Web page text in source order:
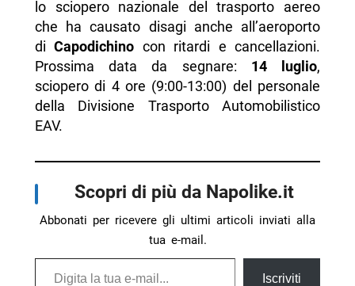
lo sciopero nazionale del trasporto aereo
che ha causato disagi anche all’aeroporto
diCapodichino con ritardi e cancellazioni.
Prossima data da segnare: 14 luglio,
sciopero di 4 ore (9:00-13:00) del personale
della Divisione Trasporto Automobilistico
EAV.
Scopri di più da Napolike.it
Abbonati per ricevere gli ultimi articoli inviati alla
tua e-mail.
Digita la tua e-mail...
Iscriviti